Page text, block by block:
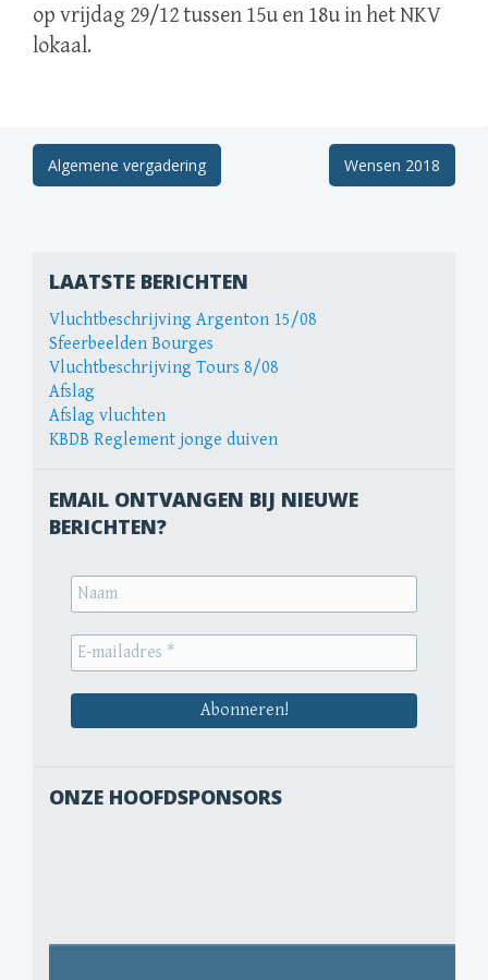
op vrijdag 29/12 tussen 15u en 18u in het NKV
lokaal.
Berichtnavigatie
Algemene vergadering Wensen 2018
LAATSTE BERICHTEN
Vluchtbeschrijving Argenton 15/08
Sfeerbeelden Bourges
Vluchtbeschrijving Tours 8/08
Afslag
Afslag vluchten
KBDB Reglement jonge duiven
EMAIL ONTVANGEN BIJ NIEUWE
BERICHTEN?
ONZE HOOFDSPONSORS